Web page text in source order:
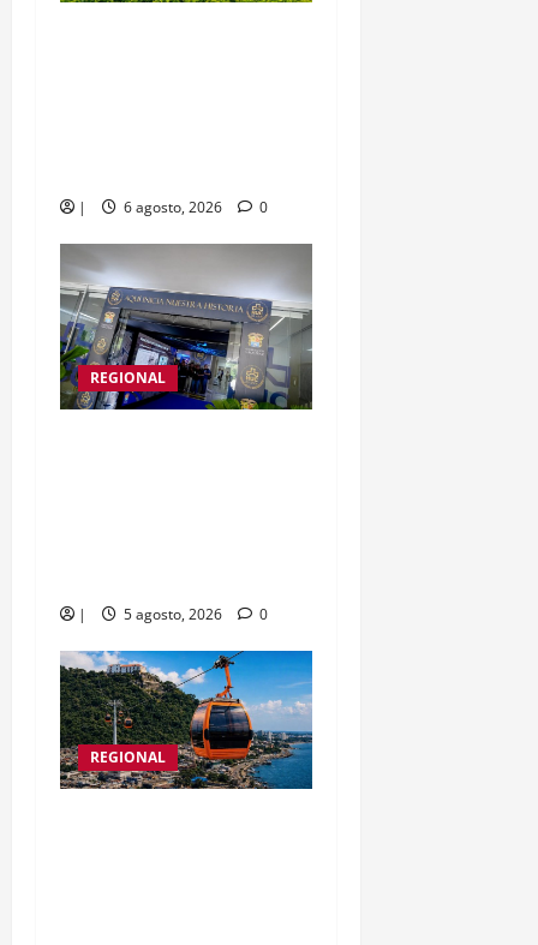
| 6 agosto, 2026 0
REGIONAL
| 5 agosto, 2026 0
REGIONAL